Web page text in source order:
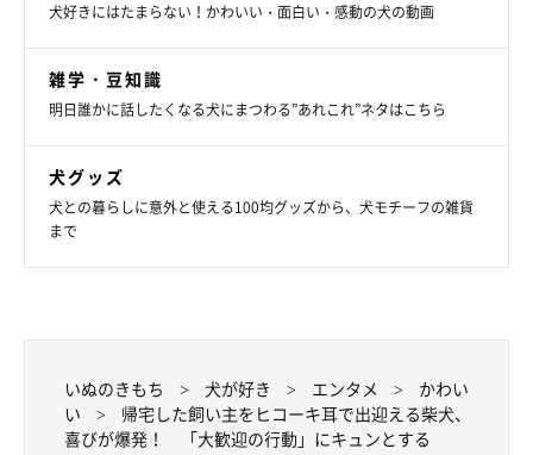
犬好きにはたまらない！かわいい・面白い・感動の犬の動画
雑学・豆知識
明日誰かに話したくなる犬にまつわる”あれこれ”ネタはこちら
犬グッズ
犬との暮らしに意外と使える100均グッズから、犬モチーフの雑貨
まで
いぬのきもち 犬が好き エンタメ
かわい
い
帰宅した飼い主をヒコーキ耳で出迎える柴犬、
喜びが爆発！ 「大歓迎の行動」にキュンとする